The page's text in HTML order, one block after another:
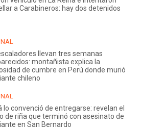
a Carabineros: hay dos detenidos
llevan tres semanas
montañista explica la
de cumbre en Perú donde murió
chileno
lo convenció de entregarse: revelan el
de riña que terminó con asesinato de
en San Bernardo